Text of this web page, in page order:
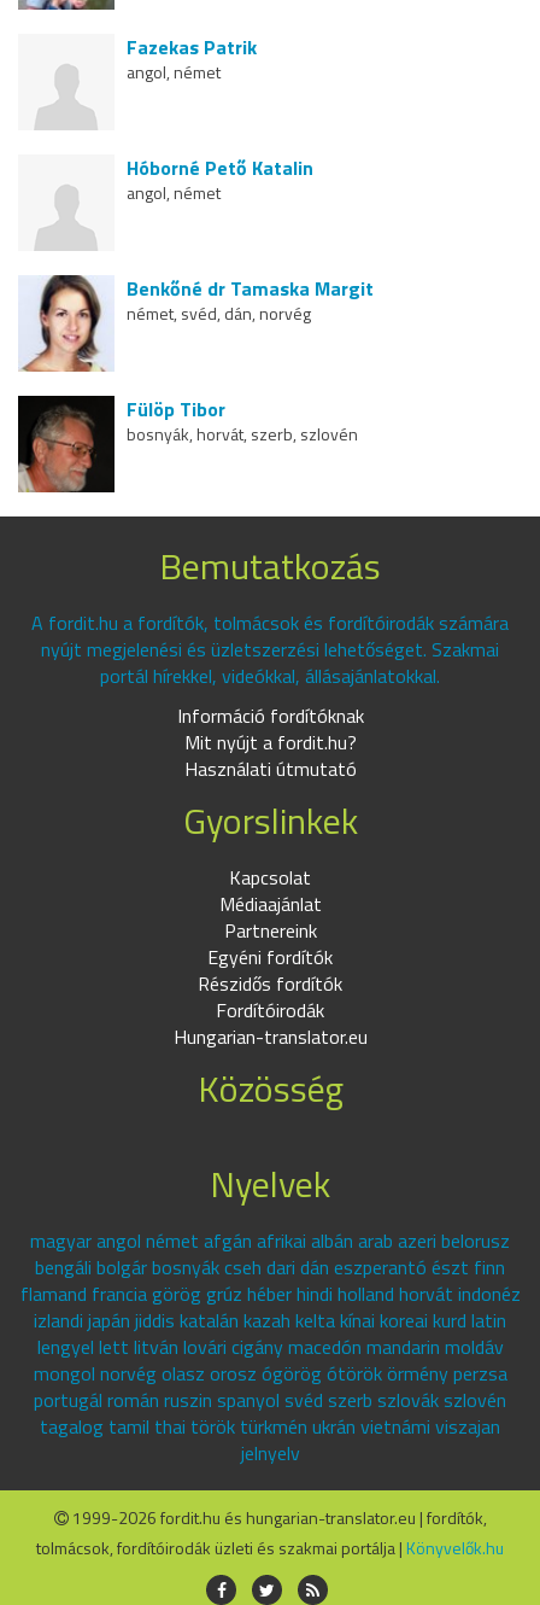
Fazekas Patrik
angol, német
Hóborné Pető Katalin
angol, német
Benkőné dr Tamaska Margit
német, svéd, dán, norvég
Fülöp Tibor
bosnyák, horvát, szerb, szlovén
Bemutatkozás
A fordit.hu a fordítók, tolmácsok és fordítóirodák számára
nyújt megjelenési és üzletszerzési lehetőséget. Szakmai
portál hírekkel, videókkal, állásajánlatokkal.
Információ fordítóknak
Mit nyújt a fordit.hu?
Használati útmutató
Gyorslinkek
Kapcsolat
Médiaajánlat
Partnereink
Egyéni fordítók
Részidős fordítók
Fordítóirodák
Hungarian-translator.eu
Közösség
Nyelvek
magyar angol német afgán afrikai albán arab azeri belorusz
bengáli bolgár bosnyák cseh dari dán eszperantó észt finn
flamand francia görög grúz héber hindi holland horvát indonéz
izlandi japán jiddis katalán kazah kelta kínai koreai kurd latin
lengyel lett litván lovári cigány macedón mandarin moldáv
mongol norvég olasz orosz ógörög ótörök örmény perzsa
portugál román ruszin spanyol svéd szerb szlovák szlovén
tagalog tamil thai török türkmén ukrán vietnámi viszajan
jelnyelv
1999-2026 fordit.hu és hungarian-translator.eu | fordítók,
tolmácsok, fordítóirodák üzleti és szakmai portálja | Könyvelők.hu